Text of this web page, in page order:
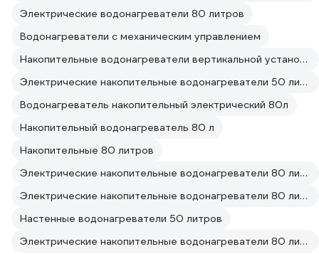
Электрические водонагреватели 80 литров
Водонагреватели с механическим управлением
Накопительные водонагреватели вертикальной установки на 50 литров
Электрические накопительные водонагреватели 50 литров Стальные
Водонагреватель накопительный электрический 80л
Накопительный водонагреватель 80 л
Накопительные 80 литров
Электрические накопительные водонагреватели 80 литров
Электрические накопительные водонагреватели 80 литров От сети
Настенные водонагреватели 50 литров
Электрические накопительные водонагреватели 80 литров 220 вольт